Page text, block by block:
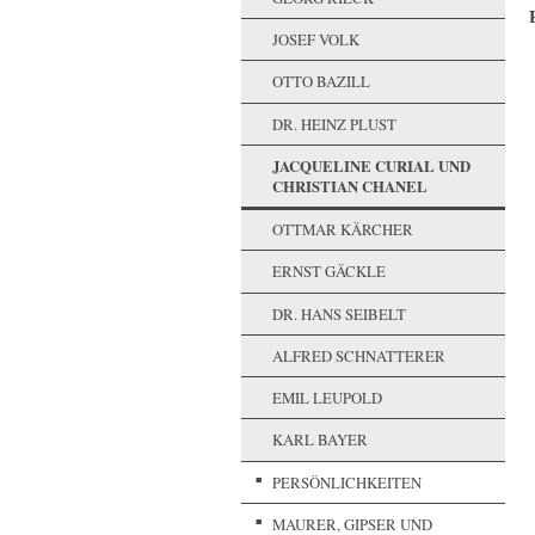
JOSEF VOLK
OTTO BAZILL
DR. HEINZ PLUST
JACQUELINE CURIAL UND
CHRISTIAN CHANEL
OTTMAR KÄRCHER
ERNST GÄCKLE
DR. HANS SEIBELT
ALFRED SCHNATTERER
EMIL LEUPOLD
KARL BAYER
PERSÖNLICHKEITEN
MAURER, GIPSER UND